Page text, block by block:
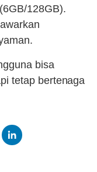
128GB).
bisa
tetap bertenaga